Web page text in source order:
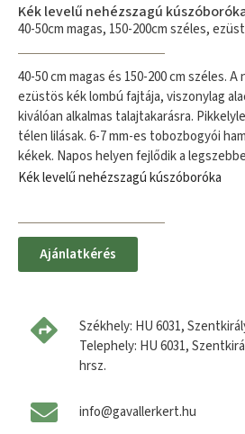
Kék levelű nehézszagú
40-50cm magas, 150-200cm széles,
40-50 cm magas és 150-200 cm széles.
ezüstös kék lombú fajtája, viszonylag
kiválóan alkalmas talajtakarásra.
télen lilásak. 6-7 mm-es tobozbogyói
kékek. Napos helyen fejlődik a
Kék levelű nehézszagú kúszóboróka
Ajánlatkérés
Székhely: HU 6031,
Telephely: HU 6031,
hrsz.
info@gavallerkert.hu